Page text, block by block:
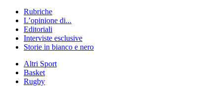
Rubriche
L’opinione di...
Editoriali
Interviste esclusive
Storie in bianco e nero
Altri Sport
Basket
Rugby